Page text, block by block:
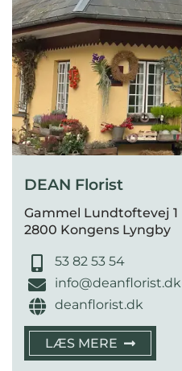
DEAN Florist
Gammel Lundtoftevej 1
2800 Kongens Lyngby
53 82 53 54
info@deanflorist.dk
deanflorist.dk
LÆS MERE